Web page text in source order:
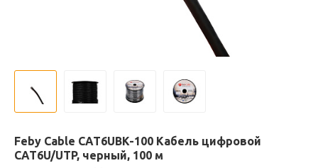
Feby Cable CAT6UBK-100 Кабель цифровой
CAT6U/UTP, черный, 100 м